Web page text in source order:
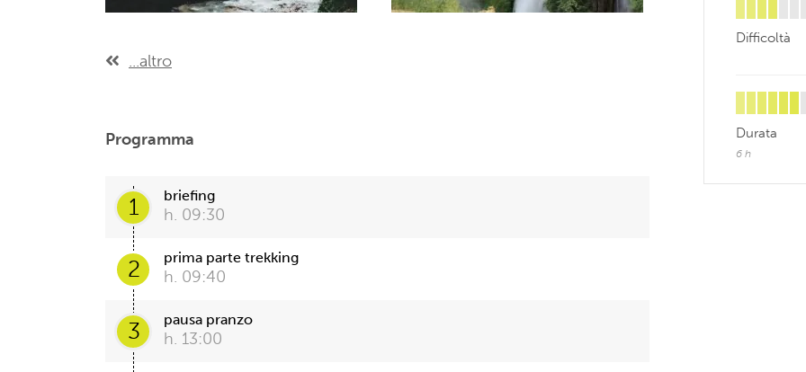
...altro
Programma
1 briefing
h. 09:30
2 prima parte trekking
h. 09:40
3 pausa pranzo
h. 13:00
Difficoltà
Durata
6 h